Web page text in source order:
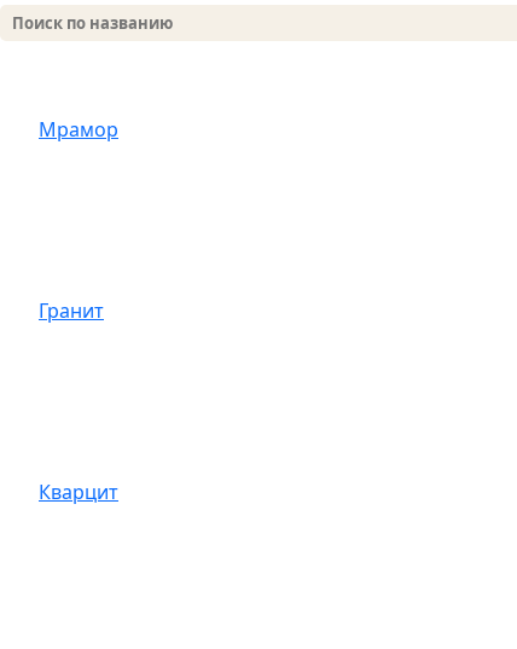
Мрамор
Гранит
Кварцит